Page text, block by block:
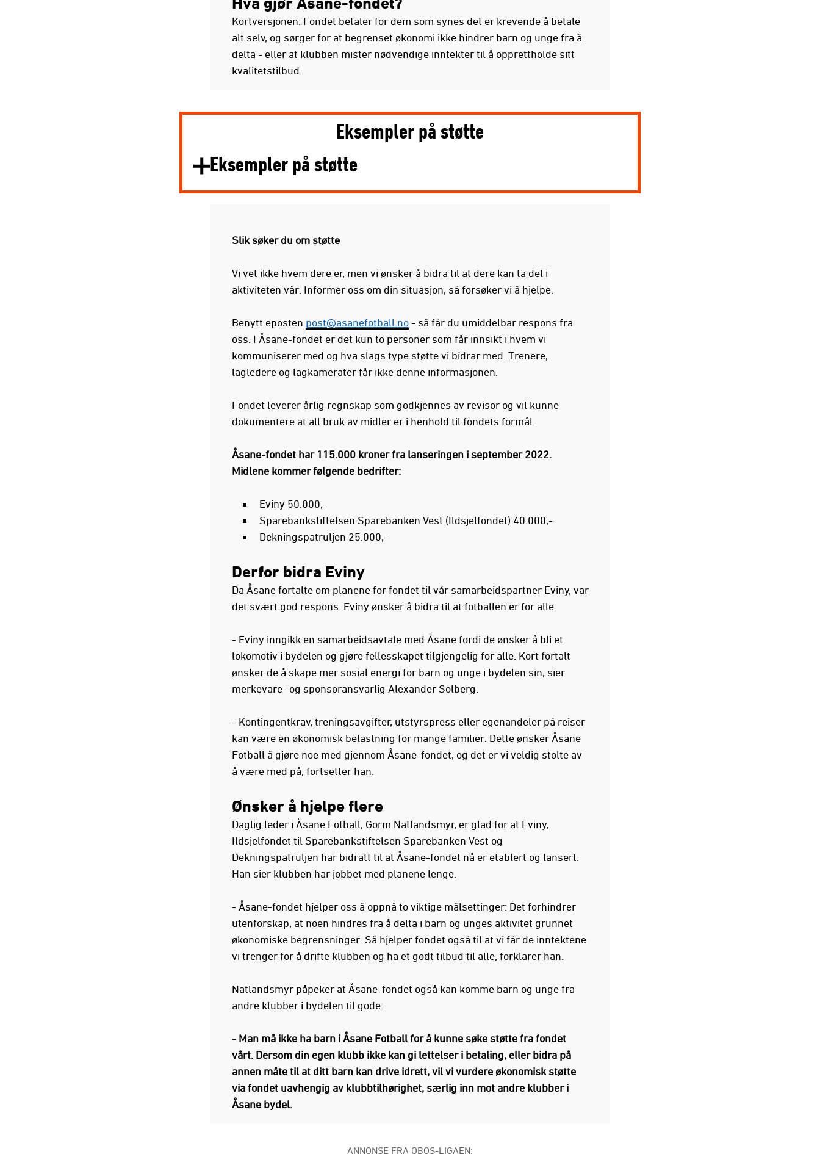
Kortversjonen: Fondet betaler for dem som synes det er krevende å betale
alt selv, og sørger for at begrenset økonomi ikke hindrer barn og unge fra å
delta - eller at klubben mister nødvendige inntekter til å opprettholde sitt
kvalitetstilbud.
Eksempler på støtte
Eksempler på støtte
Slik søker du om støtte
Vi vet ikke hvem dere er, men vi ønsker å bidra til at dere kan ta del i
aktiviteten vår. Informer oss om din situasjon, så forsøker vi å hjelpe.
Benytt eposten post@asanefotball.no- så får du umiddelbar respons fra
oss. I Åsane-fondet er det kun to personer som får innsikt i hvem vi
kommuniserer med og hva slags type støtte vi bidrar med. Trenere,
lagledere og lagkamerater får ikke denne informasjonen.
Fondet leverer årlig regnskap som godkjennes av revisor og vil kunne
dokumentere at all bruk av midler er i henhold til fondets formål.
Åsane-fondet har 115.000 kroner fra lanseringen i september 2022.
Midlene kommer følgende bedrifter:
Eviny 50.000,-
Sparebankstiftelsen Sparebanken Vest (Ildsjelfondet) 40.000,-
Dekningspatruljen 25.000,-
Derfor bidra Eviny
Da Åsane fortalte om planene for fondet til vår samarbeidspartner Eviny, var
det svært god respons. Eviny ønsker å bidra til at fotballen er for alle.
- Eviny inngikk en samarbeidsavtale med Åsane fordi de ønsker å bli et
lokomotiv i bydelen og gjøre fellesskapet tilgjengelig for alle. Kort fortalt
ønsker de å skape mer sosial energi for barn og unge i bydelen sin, sier
merkevare- og sponsoransvarlig Alexander Solberg.
- Kontingentkrav, treningsavgifter, utstyrspress eller egenandeler på reiser
kan være en økonomisk belastning for mange familier. Dette ønsker Åsane
Fotball å gjøre noe med gjennom Åsane-fondet, og det er vi veldig stolte av
å være med på, fortsetter han.
Ønsker å hjelpe flere
Daglig leder i Åsane Fotball, Gorm Natlandsmyr, er glad for at Eviny,
Ildsjelfondet til Sparebankstiftelsen Sparebanken Vest og
Dekningspatruljen har bidratt til at Åsane-fondet nå er etablert og lansert.
Han sier klubben har jobbet med planene lenge.
- Åsane-fondet hjelper oss å oppnå to viktige målsettinger: Det forhindrer
utenforskap, at noen hindres fra å delta i barn og unges aktivitet grunnet
økonomiske begrensninger. Så hjelper fondet også til at vi får de inntektene
vi trenger for å drifte klubben og ha et godt tilbud til alle, forklarer han.
Natlandsmyr påpeker at Åsane-fondet også kan komme barn og unge fra
andre klubber i bydelen til gode:
- Man må ikke ha barn i Åsane Fotball for å kunne søke støtte fra fondet
vårt. Dersom din egen klubb ikke kan gi lettelser i betaling, eller bidra på
annen måte til at ditt barn kan drive idrett, vil vi vurdere økonomisk støtte
via fondet uavhengig av klubbtilhørighet, særlig inn mot andre klubber i
Åsane bydel.
ANNONSE FRA OBOS-LIGAEN: